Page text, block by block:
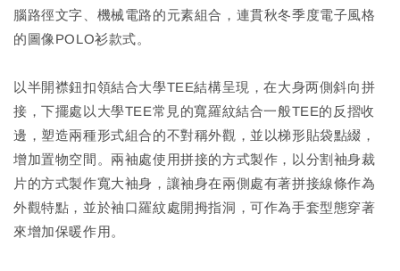
腦路徑文字、機械電路的元素組合，連貫秋冬季度電子風格
的圖像POLO衫款式。
以半開襟鈕扣領結合大學TEE結構呈現，在大身两側斜向拼
接，下擺處以大學TEE常見的寬羅紋結合一般TEE的反摺收
邊，塑造兩種形式組合的不對稱外觀，並以梯形貼袋點綴，
增加置物空間。兩袖處使用拼接的方式製作，以分割袖身裁
片的方式製作寬大袖身，讓袖身在兩側處有著拼接線條作為
外觀特點，並於袖口羅紋處開拇指洞，可作為手套型態穿著
來增加保暖作用。